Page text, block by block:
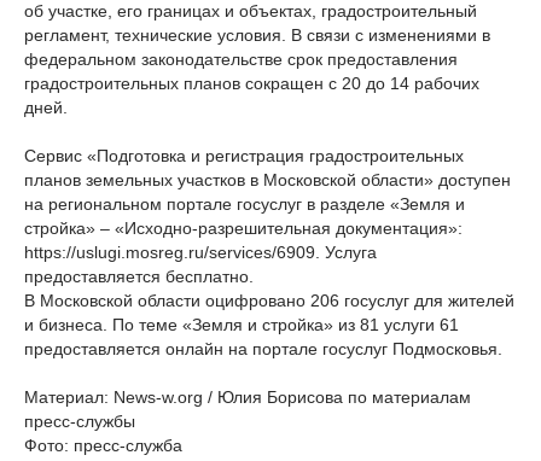
об участке, его границах и объектах, градостроительный
регламент, технические условия. В связи с изменениями в
федеральном законодательстве срок предоставления
градостроительных планов сокращен с 20 до 14 рабочих
дней.
Сервис «Подготовка и регистрация градостроительных
планов земельных участков в Московской области» доступен
на региональном портале госуслуг в разделе «Земля и
стройка» – «Исходно-разрешительная документация»:
https://uslugi.mosreg.ru/services/6909. Услуга
предоставляется бесплатно.
В Московской области оцифровано 206 госуслуг для жителей
и бизнеса. По теме «Земля и стройка» из 81 услуги 61
предоставляется онлайн на портале госуслуг Подмосковья.
Материал: News-w.org / Юлия Борисова по материалам
пресс-службы
Фото: пресс-служба